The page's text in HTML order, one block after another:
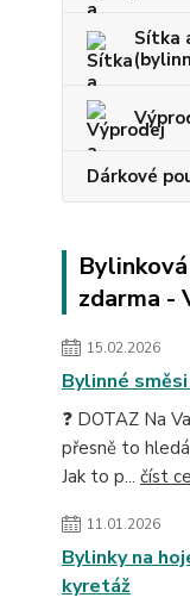
Sítka
Dárkové
zdarma -
15.02.2026
Bylinné
❓ DOTAZ Na
přesně to
Jak to p... číst
11.01.2026
Bylinky na
kyretáž